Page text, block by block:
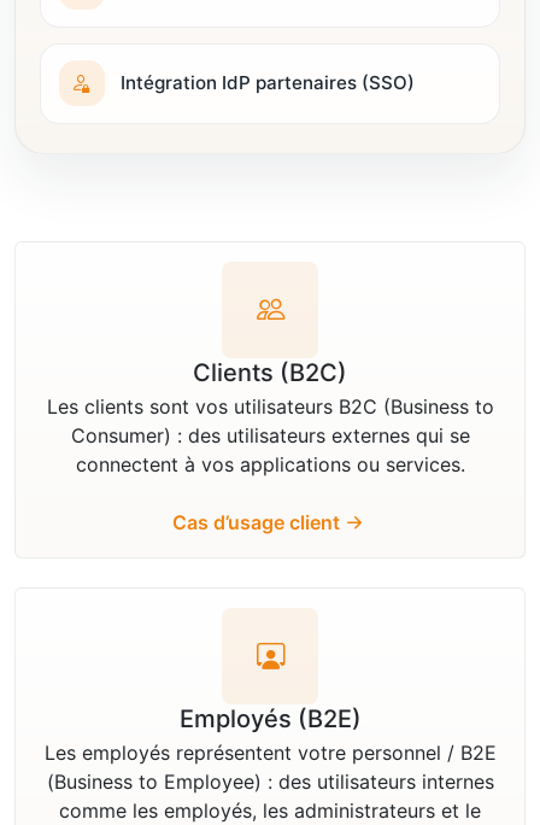
Intégration IdP partenaires (SSO)
Clients (B2C)
Les clients sont vos utilisateurs B2C (Business to
Consumer) : des utilisateurs externes qui se
connectent à vos applications ou services.
Cas d’usage client
Employés (B2E)
Les employés représentent votre personnel / B2E
(Business to Employee) : des utilisateurs internes
comme les employés, les administrateurs et le